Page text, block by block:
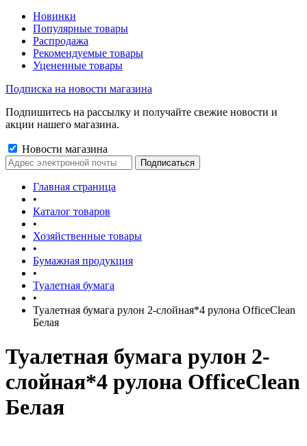
Новинки
Популярные товары
Распродажа
Рекомендуемые товары
Уцененные товары
Подписка на новости магазина
Подпишитесь на рассылку и получайте свежие новости и
акции нашего магазина.
Новости магазина
Главная страница
•
Каталог товаров
•
Хозяйственные товары
•
Бумажная продукция
•
Туалетная бумага
•
Туалетная бумага рулон 2-слойная*4 рулона OfficeClean
Белая
Туалетная бумага рулон 2-
слойная*4 рулона OfficeClean
Белая